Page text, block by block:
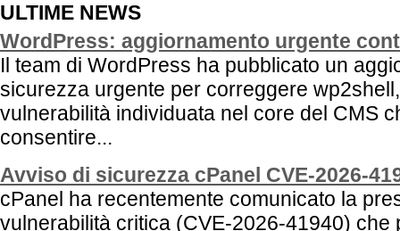
ULTIME NEWS
WordPress: aggiornamento urgente
Il team di WordPress ha pubblicato un
sicurezza urgente per correggere
vulnerabilità individuata nel core del CMS
consentire...
Avviso di sicurezza cPanel CVE-2026-
cPanel ha recentemente comunicato la
vulnerabilità critica (CVE-2026-41940) che